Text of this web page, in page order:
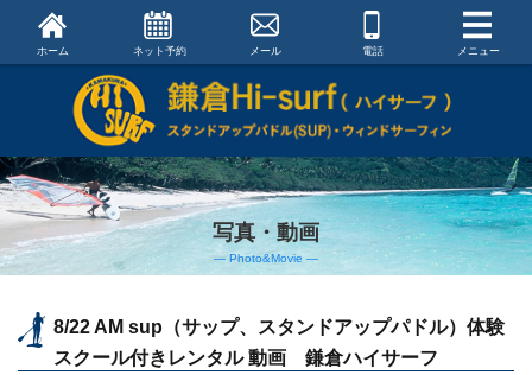
ホーム ネット予約 メール 電話 メニュー
写真・動画
― Photo&Movie ―
8/22 AM sup（サップ、スタンドアップパドル）体験
スクール付きレンタル 動画 鎌倉ハイサーフ